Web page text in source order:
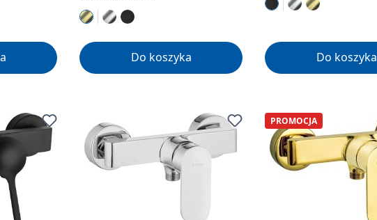
Do koszyka Do koszyka
PROMOCJA